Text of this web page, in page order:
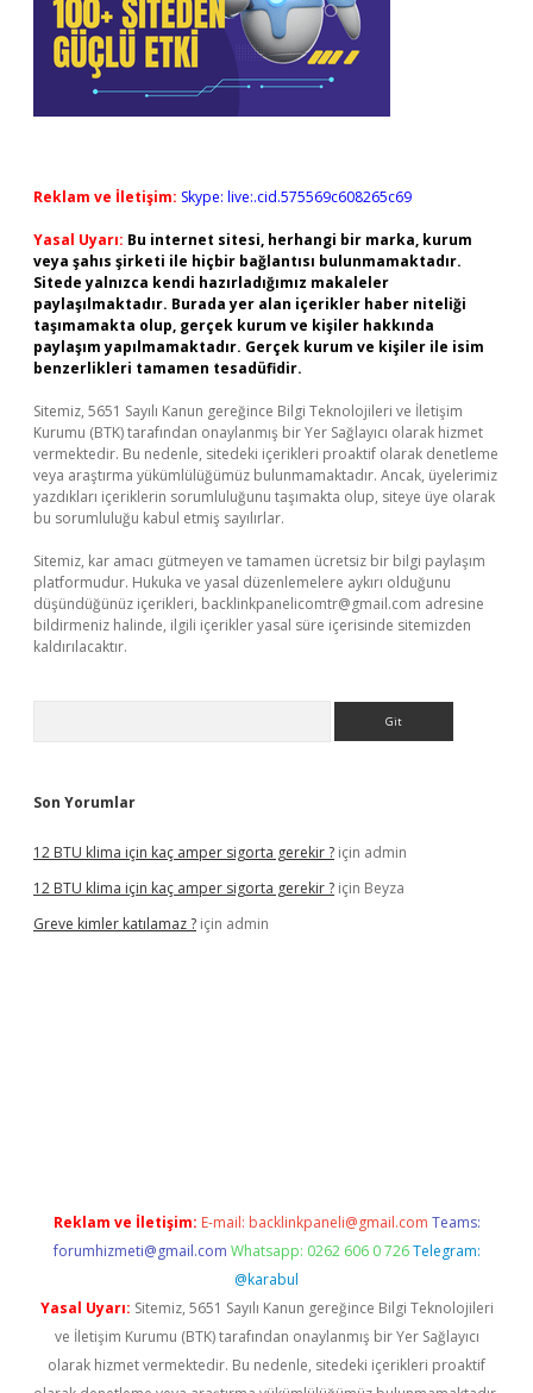
Reklam ve İletişim: Skype: live:.cid.575569c608265c69
Yasal Uyarı: Bu internet sitesi, herhangi bir marka, kurum
veya şahıs şirketi ile hiçbir bağlantısı bulunmamaktadır.
Sitede yalnızca kendi hazırladığımız makaleler
paylaşılmaktadır. Burada yer alan içerikler haber niteliği
taşımamakta olup, gerçek kurum ve kişiler hakkında
paylaşım yapılmamaktadır. Gerçek kurum ve kişiler ile isim
benzerlikleri tamamen tesadüfidir.
Sitemiz, 5651 Sayılı Kanun gereğince Bilgi Teknolojileri ve İletişim
Kurumu (BTK) tarafından onaylanmış bir Yer Sağlayıcı olarak hizmet
vermektedir. Bu nedenle, sitedeki içerikleri proaktif olarak denetleme
veya araştırma yükümlülüğümüz bulunmamaktadır. Ancak, üyelerimiz
yazdıkları içeriklerin sorumluluğunu taşımakta olup, siteye üye olarak
bu sorumluluğu kabul etmiş sayılırlar.
Sitemiz, kar amacı gütmeyen ve tamamen ücretsiz bir bilgi paylaşım
platformudur. Hukuka ve yasal düzenlemelere aykırı olduğunu
düşündüğünüz içerikleri, backlinkpanelicomtr@gmail.com adresine
bildirmeniz halinde, ilgili içerikler yasal süre içerisinde sitemizden
kaldırılacaktır.
Son Yorumlar
12 BTU klima için kaç amper sigorta gerekir ? için admin
12 BTU klima için kaç amper sigorta gerekir ? için Beyza
Greve kimler katılamaz ? için admin
Reklam ve İletişim: E-mail: backlinkpaneli@gmail.com Teams:
forumhizmeti@gmail.com Whatsapp: 0262 606 0 726 Telegram:
@karabul
Yasal Uyarı: Sitemiz, 5651 Sayılı Kanun gereğince Bilgi Teknolojileri
ve İletişim Kurumu (BTK) tarafından onaylanmış bir Yer Sağlayıcı
olarak hizmet vermektedir. Bu nedenle, sitedeki içerikleri proaktif